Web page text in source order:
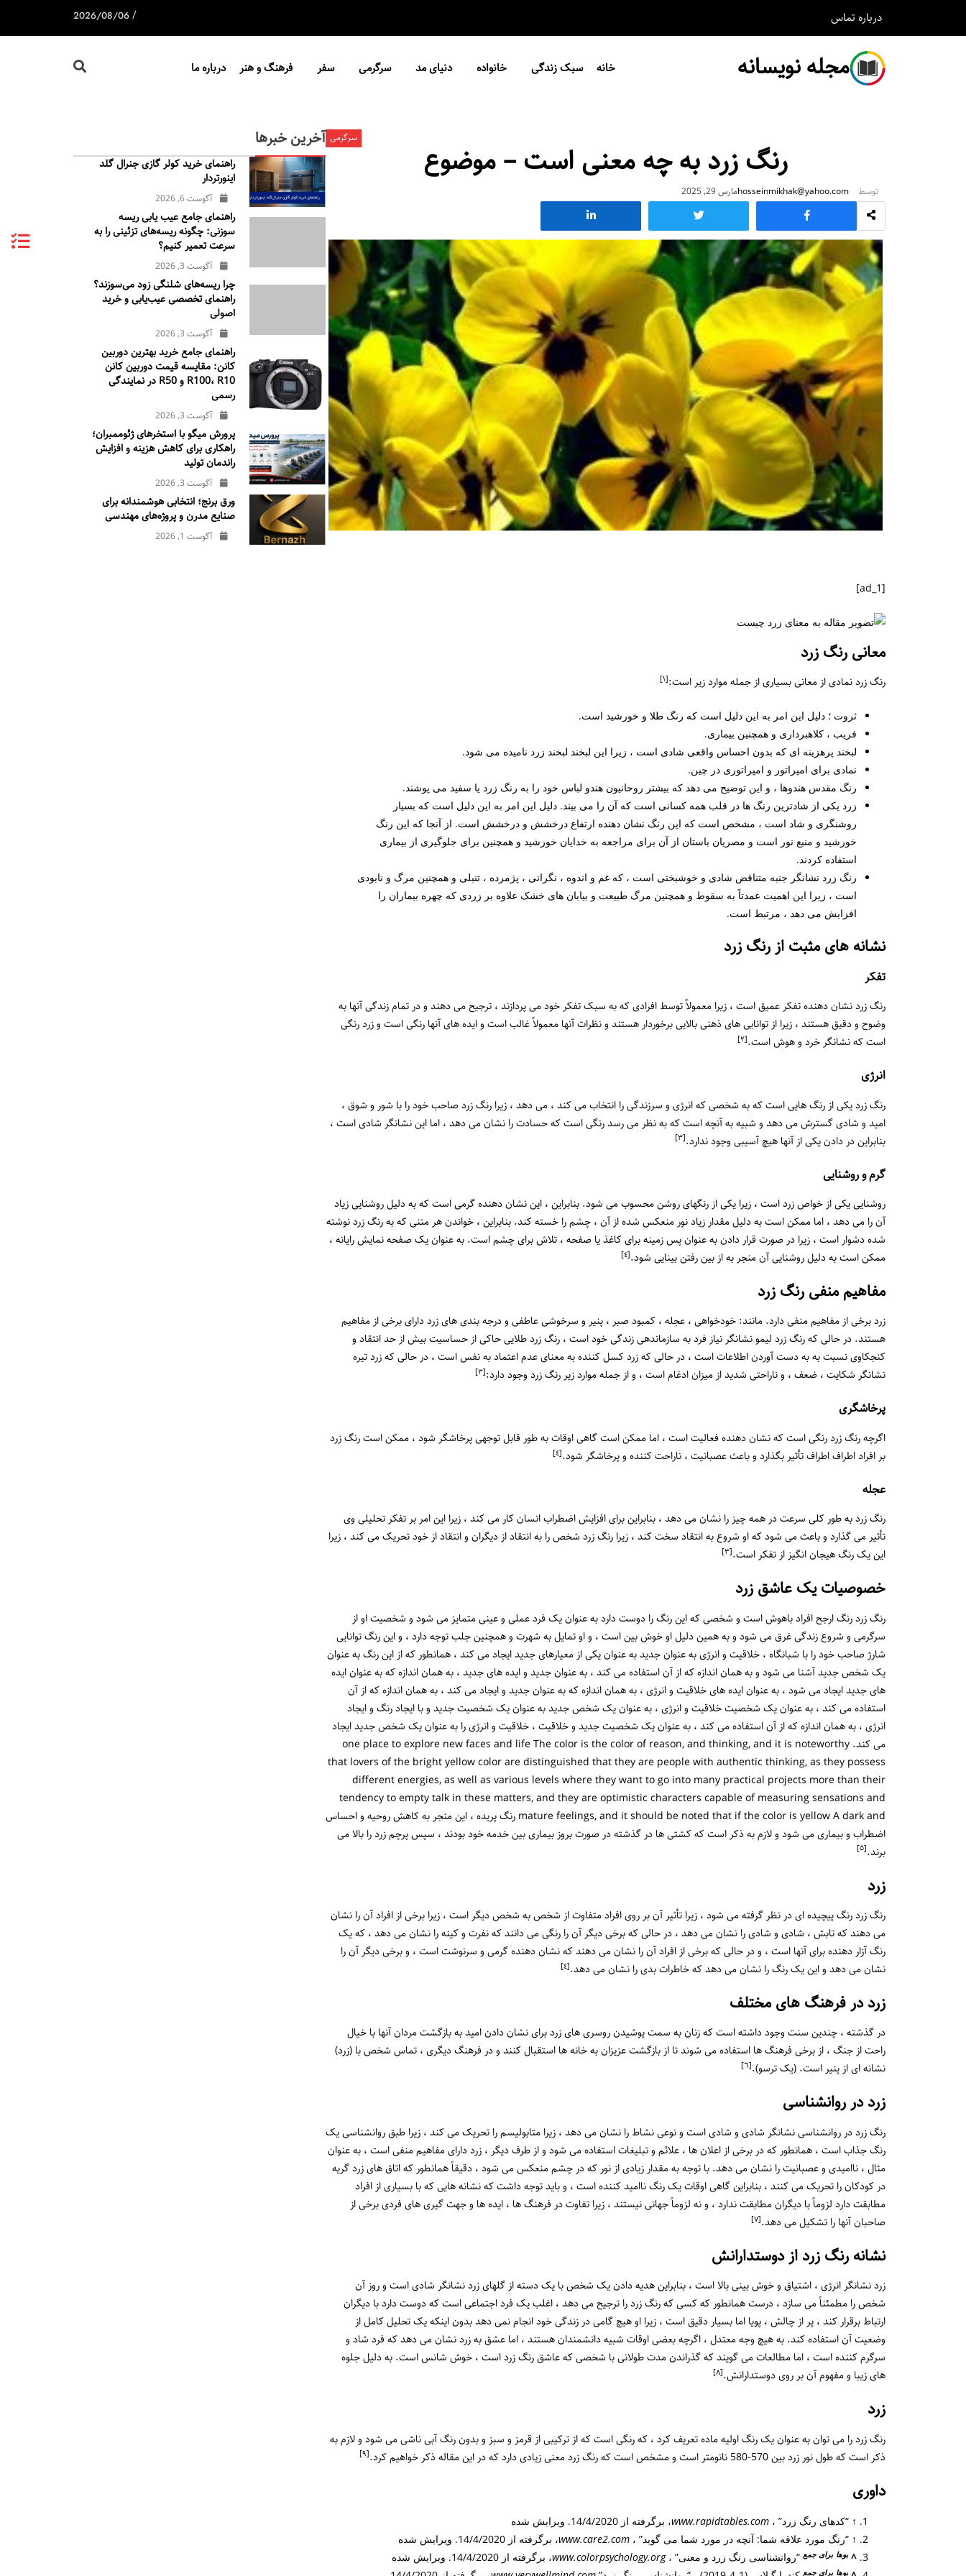
درباره تماس /
2026/08/06
مجله نویسانه خانه سبک زندگی خانواده دنیای مد سرگرمی سفر فرهنگ و هنر درباره ما
سرگرمی
رنگ زرد به چه معنی است – موضوع
توسط hosseinmikhak@yahoo.comمارس 29, 2025
[ad_1]
معانی رنگ زرد
رنگ زرد نمادی از معانی بسیاری از جمله موارد زیر است:[١]
ثروت ؛ دلیل این امر به این دلیل است که رنگ طلا و خورشید است.
فریب ، کلاهبرداری و همچنین بیماری.
لبخند پرهزینه ای که بدون احساس واقعی شادی است ، زیرا این لبخند لبخند زرد نامیده می شود.
نمادی برای امپراتور و امپراتوری در چین.
رنگ مقدس هندوها ، و این توضیح می دهد که بیشتر روحانیون هندو لباس خود را به رنگ زرد یا سفید می پوشند.
زرد یکی از شادترین رنگ ها در قلب همه کسانی است که آن را می بیند. دلیل این امر به این دلیل است که بسیار
روشنگری و شاد است ، مشخص است که این رنگ نشان دهنده ارتفاع درخشش و درخشش است. از آنجا که این رنگ
خورشید و منبع نور است و مصریان باستان از آن برای مراجعه به خدایان خورشید و همچنین برای جلوگیری از بیماری
استفاده کردند.
رنگ زرد نشانگر جنبه متناقض شادی و خوشبختی است ، که غم و اندوه ، نگرانی ، پژمرده ، تنبلی و همچنین مرگ و نابودی
است ، زیرا این اهمیت عمدتاً به سقوط و همچنین مرگ طبیعت و بیابان های خشک علاوه بر زردی که چهره بیماران را
افزایش می دهد ، مرتبط است.
نشانه های مثبت از رنگ زرد
تفکر
رنگ زرد نشان دهنده تفکر عمیق است ، زیرا معمولاً توسط افرادی که به سبک تفکر خود می پردازند ، ترجیح می دهند و در تمام زندگی آنها به
وضوح و دقیق هستند ، زیرا از توانایی های ذهنی بالایی برخوردار هستند و نظرات آنها معمولاً غالب است و ایده های آنها رنگی است و زرد رنگی
است که نشانگر خرد و هوش است.[٢]
انرژی
رنگ زرد یکی از رنگ هایی است که به شخصی که انرژی و سرزندگی را انتخاب می کند ، می دهد ، زیرا رنگ زرد صاحب خود را با شور و شوق ،
امید و شادی گسترش می دهد و شبیه به آنچه است که به نظر می رسد رنگی است که حسادت را نشان می دهد ، اما این نشانگر شادی است ،
بنابراین در دادن یکی از آنها هیچ آسیبی وجود ندارد.[٣]
گرم و روشنایی
روشنایی یکی از خواص زرد است ، زیرا یکی از رنگهای روشن محسوب می شود. بنابراین ، این نشان دهنده گرمی است که به دلیل روشنایی زیاد
آن را می دهد ، اما ممکن است به دلیل مقدار زیاد نور منعکس شده از آن ، چشم را خسته کند. بنابراین ، خواندن هر متنی که به رنگ زرد نوشته
شده دشوار است ، زیرا در صورت قرار دادن به عنوان پس زمینه برای کاغذ یا صفحه ، تلاش برای چشم است. به عنوان یک صفحه نمایش رایانه ،
ممکن است به دلیل روشنایی آن منجر به از بین رفتن بینایی شود.[٤]
مفاهیم منفی رنگ زرد
زرد برخی از مفاهیم منفی دارد. مانند: خودخواهی ، عجله ، کمبود صبر ، پنیر و سرخوشی عاطفی و درجه بندی های زرد دارای برخی از مفاهیم
هستند. در حالی که رنگ زرد لیمو نشانگر نیاز فرد به سازماندهی زندگی خود است ، رنگ زرد طلایی حاکی از حساسیت بیش از حد انتقاد و
کنجکاوی نسبت به به دست آوردن اطلاعات است ، در حالی که زرد کسل کننده به معنای عدم اعتماد به نفس است ، در حالی که زرد تیره
نشانگر شکایت ، ضعف ، و ناراحتی شدید از میزان ادغام است ، و از جمله موارد زیر رنگ زرد وجود دارد:[٣]
پرخاشگری
اگرچه رنگ زرد رنگی است که نشان دهنده فعالیت است ، اما ممکن است گاهی اوقات به طور قابل توجهی پرخاشگر شود ، ممکن است رنگ زرد
بر افراد اطراف اطراف تأثیر بگذارد و باعث عصبانیت ، ناراحت کننده و پرخاشگر شود.[٤]
عجله
رنگ زرد به طور کلی سرعت در همه چیز را نشان می دهد ، بنابراین برای افزایش اضطراب انسان کار می کند ، زیرا این امر بر تفکر تحلیلی وی
تأثیر می گذارد و باعث می شود که او شروع به انتقاد سخت کند ، زیرا رنگ زرد شخص را به انتقاد از دیگران و انتقاد از خود تحریک می کند ، زیرا
این یک رنگ هیجان انگیز از تفکر است.[٣]
خصوصیات یک عاشق زرد
رنگ زرد رنگ ارجح افراد باهوش است و شخصی که این رنگ را دوست دارد به عنوان یک فرد عملی و عینی متمایز می شود و شخصیت او از
سرگرمی و شروع زندگی غرق می شود و به همین دلیل او خوش بین است ، و او تمایل به شهرت و همچنین جلب توجه دارد ، و این رنگ توانایی
شارژ صاحب خود را با شبانگاه ، خلاقیت و انرژی به عنوان جدید به عنوان یکی از معیارهای جدید ایجاد می کند ، همانطور که از این رنگ به عنوان
یک شخص جدید آشنا می شود و به همان اندازه که از آن استفاده می کند ، به عنوان جدید و ایده های جدید ، به همان اندازه که به عنوان ایده
های جدید ایجاد می شود ، به عنوان ایده های خلاقیت و انرژی ، به همان اندازه که به عنوان جدید و ایجاد می کند ، به همان اندازه که از آن
استفاده می کند ، به عنوان یک شخصیت خلاقیت و انرژی ، به عنوان یک شخص جدید به عنوان یک شخصیت جدید و با ایجاد رنگ و ایجاد
انرژی ، به همان اندازه که از آن استفاده می کند ، به عنوان یک شخصیت جدید و خلاقیت ، خلاقیت و انرژی را به عنوان یک شخص جدید ایجاد
می کند. one place to explore new faces and life The color is the color of reason, and thinking, and it is noteworthy
that lovers of the bright yellow color are distinguished that they are people with authentic thinking, as they possess
different energies, as well as various levels where they want to go into many practical projects more than their
tendency to empty talk in these matters, and they are optimistic characters capable of measuring sensations and
mature feelings, and it should be noted that if the color is yellow A dark and رنگ پریده ، این منجر به کاهش روحیه و احساس
اضطراب و بیماری می شود و لازم به ذکر است که کشتی ها در گذشته در صورت بروز بیماری بین خدمه خود بودند ، سپس پرچم زرد را بالا می
برند.[٥]
زرد
رنگ زرد رنگ پیچیده ای در نظر گرفته می شود ، زیرا تأثیر آن بر روی افراد متفاوت از شخص به شخص دیگر است ، زیرا برخی از افراد آن را نشان
می دهند که تابش ، شادی و شادی را نشان می دهد ، در حالی که برخی دیگر آن را رنگی می دانند که نفرت و کینه را نشان می دهد ، که یک
رنگ آزار دهنده برای آنها است ، و در حالی که برخی از افراد آن را نشان می دهند که نشان دهنده گرمی و سرنوشت است ، و برخی دیگر آن را
نشان می دهد و این یک رنگ را نشان می دهد که خاطرات بدی را نشان می دهد.[٤]
زرد در فرهنگ های مختلف
در گذشته ، چندین سنت وجود داشته است که زنان به سمت پوشیدن روسری های زرد برای نشان دادن امید به بازگشت مردان آنها با خیال
راحت از جنگ ، از برخی فرهنگ ها استفاده می شوند تا از بازگشت عزیزان به خانه ها استقبال کنند و در فرهنگ دیگری ، تماس شخص با (زرد)
نشانه ای از پنیر است. (یک ترسو).[٦]
زرد در روانشناسی
رنگ زرد در روانشناسی نشانگر شادی و شادی است و نوعی نشاط را نشان می دهد ، زیرا متابولیسم را تحریک می کند ، زیرا طبق روانشناسی یک
رنگ جذاب است ، همانطور که در برخی از اعلان ها ، علائم و تبلیغات استفاده می شود و از طرف دیگر ، زرد دارای مفاهیم منفی است ، به عنوان
مثال ، ناامیدی و عصبانیت را نشان می دهد. با توجه به مقدار زیادی از نور که در چشم منعکس می شود ، دقیقاً همانطور که اتاق های زرد گریه
در کودکان را تحریک می کنند ، بنابراین گاهی اوقات یک رنگ ناامید کننده است ، و باید توجه داشت که نشانه هایی که با بسیاری از افراد
مطابقت دارد لزوماً با دیگران مطابقت ندارد ، و نه لزوماً جهانی نیستند ، زیرا تفاوت در فرهنگ ها ، ایده ها و جهت گیری های فردی برخی از
صاحبان آنها را تشکیل می دهد.[٧]
نشانه رنگ زرد از دوستدارانش
زرد نشانگر انرژی ، اشتیاق و خوش بینی بالا است ، بنابراین هدیه دادن یک شخص با یک دسته از گلهای زرد نشانگر شادی است و روز آن
شخص را مطمئناً می سازد ، درست همانطور که کسی که رنگ زرد را ترجیح می دهد ، اغلب یک فرد اجتماعی است که دوست دارد با دیگران
ارتباط برقرار کند ، پر از چالش ، پویا اما بسیار دقیق است ، زیرا او هیچ گامی در زندگی خود انجام نمی دهد بدون اینکه یک تحلیل کامل از
وضعیت آن استفاده کند. به هیچ وجه معتدل ، اگرچه بعضی اوقات شبیه دانشمندان هستند ، اما عشق به زرد نشان می دهد که فرد شاد و
سرگرم کننده است ، اما مطالعات می گویند که گذراندن مدت طولانی با شخصی که عاشق رنگ زرد است ، خوش شانس است. به دلیل جلوه
های زیبا و مفهوم آن بر روی دوستدارانش.[٨]
زرد
رنگ زرد را می توان به عنوان یک رنگ اولیه ماده تعریف کرد ، که رنگی است که از ترکیبی از قرمز و سبز و بدون رنگ آبی ناشی می شود و لازم به
ذکر است که طول نور زرد بین 570-580 نانومتر است و مشخص است که رنگ زرد معنی زیادی دارد که در این مقاله ذکر خواهیم کرد.
[٩]
داوری
↑ “کدهای رنگ زرد” ، www.rapidtables.com، برگرفته از 14/4/2020. ویرایش شده
↑ “رنگ مورد علاقه شما: آنچه در مورد شما می گوید” ، www.care2.com، برگرفته از 14/4/2020. ویرایش شده
^ بوها برای جمع “روانشناسی رنگ زرد و معنی” ،www.colorpsychology.org، برگرفته از 14/4/2020. ویرایش شده
بوها برای جمع
آخرین خبرها
راهنمای خرید کولر گازی جنرال‌ گلد
اینورتر‌دار
آگوست 6, 2026
راهنمای جامع عیب یابی ریسه
سوزنی: چگونه ریسه‌های تزئینی را به
سرعت تعمیر کنیم؟
آگوست 3, 2026
چرا ریسه‌های شلنگی زود می‌سوزند؟
راهنمای تخصصی عیب‌یابی و خرید
اصولی
آگوست 3, 2026
راهنمای جامع خرید بهترین دوربین
کانن: مقایسه قیمت دوربین کانن
R100، R10 و R50 در نمایندگی
رسمی
آگوست 3, 2026
پرورش میگو با استخرهای ژئوممبران؛
راهکاری برای کاهش هزینه و افزایش
راندمان تولید
آگوست 3, 2026
ورق برنج؛ انتخابی هوشمندانه برای
صنایع مدرن و پروژه‌های مهندسی
آگوست 1, 2026